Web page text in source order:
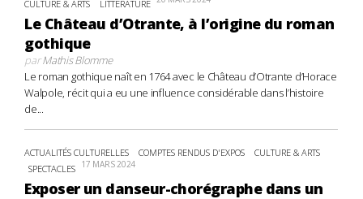
CULTURE & ARTS LITTÉRATURE
Le Château d’Otrante, à l’origine du roman
gothique
parMathis Blomme
Le roman gothique naît en 1764 avec le Château d’Otrante d’Horace
Walpole, récit qui a eu une influence considérable dans l’histoire
de...
ACTUALITÉS CULTURELLES COMPTES RENDUS D'EXPOS
CULTURE & ARTS
SPECTACLES 17 MARS 2024
Exposer un danseur-chorégraphe dans un